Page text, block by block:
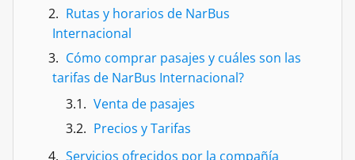
Rutas y horarios de NarBus
Internacional
Cómo comprar pasajes y cuáles son las
tarifas de NarBus Internacional?
Venta de pasajes
Precios y Tarifas
Servicios ofrecidos por la compañía